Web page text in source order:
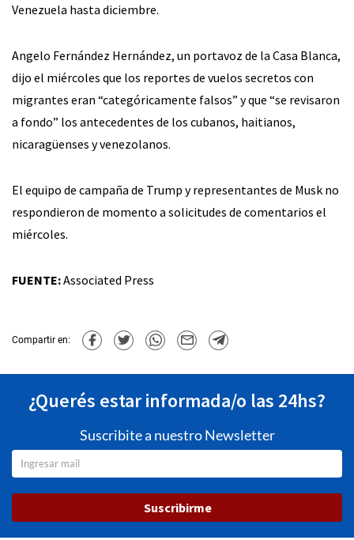
Venezuela hasta diciembre.
Angelo Fernández Hernández, un portavoz de la Casa Blanca,
dijo el miércoles que los reportes de vuelos secretos con
migrantes eran “categóricamente falsos” y que “se revisaron
a fondo” los antecedentes de los cubanos, haitianos,
nicaragüenses y venezolanos.
El equipo de campaña de Trump y representantes de Musk no
respondieron de momento a solicitudes de comentarios el
miércoles.
FUENTE:Associated Press
Compartir en:
¿Querés estar informada/o las 24hs?
Suscribite a nuestro Newsletter
Suscribirme